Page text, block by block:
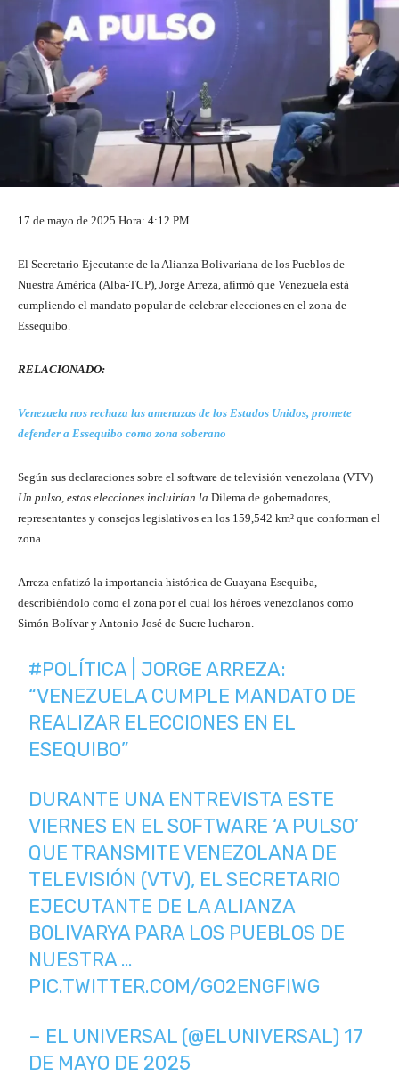
17 de mayo de 2025 Hora: 4:12 PM
El Secretario Ejecutante de la Alianza Bolivariana de los Pueblos de
Nuestra América (Alba-TCP), Jorge Arreza, afirmó que Venezuela está
cumpliendo el mandato popular de celebrar elecciones en el zona de
Essequibo.
RELACIONADO:
Venezuela nos rechaza las amenazas de los Estados Unidos, promete
defender a Essequibo como zona soberano
Según sus declaraciones sobre el software de televisión venezolana (VTV)
Un pulso, estas elecciones incluirían la Dilema de gobernadores,
representantes y consejos legislativos en los 159,542 km² que conforman el
zona.
Arreza enfatizó la importancia histórica de Guayana Esequiba,
describiéndolo como el zona por el cual los héroes venezolanos como
Simón Bolívar y Antonio José de Sucre lucharon.
#POLÍTICA| JORGE ARREZA:
“VENEZUELA CUMPLE MANDATO DE
REALIZAR ELECCIONES EN EL
ESEQUIBO”
DURANTE UNA ENTREVISTA ESTE
VIERNES EN EL SOFTWARE ‘A PULSO’
QUE TRANSMITE VENEZOLANA DE
TELEVISIÓN (VTV), EL SECRETARIO
EJECUTANTE DE LA ALIANZA
BOLIVARYA PARA LOS PUEBLOS DE
NUESTRA …
PIC.TWITTER.COM/GO2ENGFIWG
– EL UNIVERSAL (@ELUNIVERSAL) 17
DE MAYO DE 2025